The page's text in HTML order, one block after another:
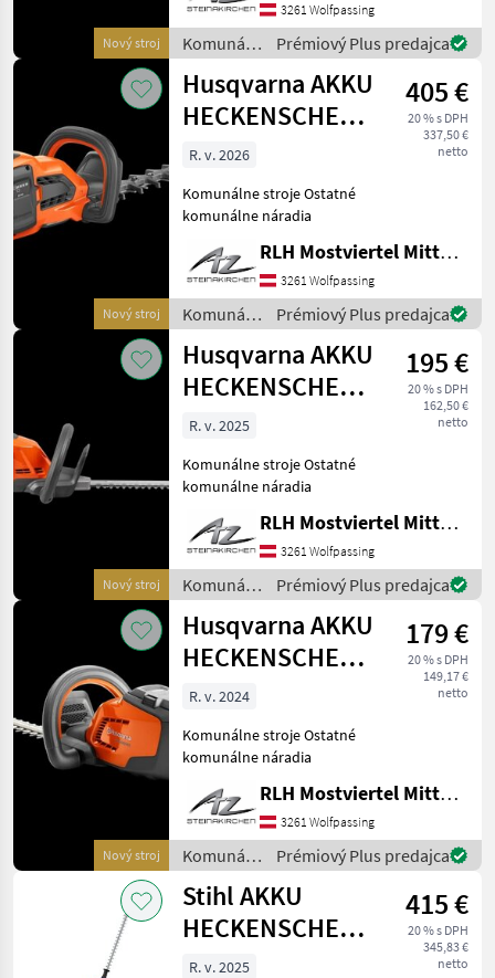
Nový stroj
3261 Wolfpassing
Komunálne
stroje /
Husqvarna
Prémiový Plus predajca
Nový stroj
Husqvarna AKKU
HECKENSCHERE
322iHD60
405 €
20 % s DPH
337,50 €
netto
R. v. 2026
Komunálne stroje Ostatné
komunálne náradia
RLH Mostviertel Mitte - Standort Steinakirchen
3261 Wolfpassing
Komunálne
stroje /
Husqvarna
Prémiový Plus predajca
Nový stroj
Husqvarna AKKU
HECKENSCHERE
2I5IHD45
195 €
20 % s DPH
162,50 €
netto
R. v. 2025
Komunálne stroje Ostatné
komunálne náradia
RLH Mostviertel Mitte - Standort Steinakirchen
3261 Wolfpassing
Komunálne
stroje /
Husqvarna
Prémiový Plus predajca
Nový stroj
Husqvarna AKKU
HECKENSCHERE
115IHD45
179 €
20 % s DPH
149,17 €
netto
R. v. 2024
Komunálne stroje Ostatné
komunálne náradia
RLH Mostviertel Mitte - Standort Steinakirchen
3261 Wolfpassing
Komunálne
stroje /
Husqvarna
Prémiový Plus predajca
Stihl AKKU
HECKENSCHERE
HLA 66 (115°)
415 €
20 % s DPH
345,83 €
netto
R. v. 2025